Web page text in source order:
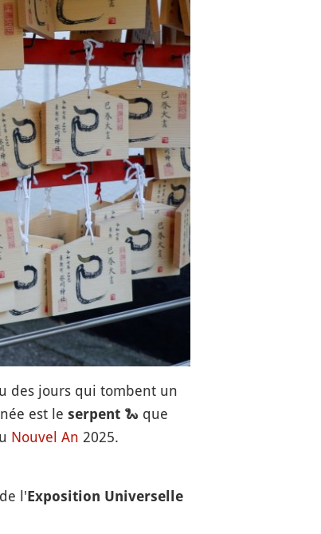
des jours qui tombent un
est le serpent🐍 que
Nouvel An 2025.
l'Exposition Universelle